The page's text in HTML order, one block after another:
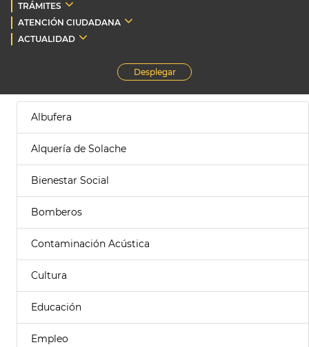
TRÁMITES
ATENCIÓN CIUDADANA
ACTUALIDAD
Desplegar
Albufera
Alquería de Solache
Bienestar Social
Bomberos
Contaminación Acústica
Cultura
Educación
Empleo